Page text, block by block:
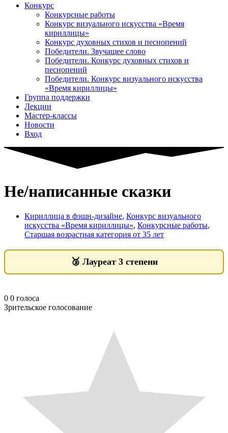
Конкурс
Конкурсные работы
Конкурс визуального искусства «Время
кириллицы»
Конкурс духовных стихов и песнопений
Победители. Звучащее слово
Победители. Конкурс духовных стихов и
песнопений
Победители. Конкурс визуального искусства
«Время кириллицы»
Группа поддержки
Лекции
Мастер-классы
Новости
Вход
Не/написанные сказки
Кириллица в фэшн-дизайне, Конкурс визуального
искусства «Время кириллицы», Конкурсные работы,
Старшая возрастная категория от 35 лет
🥉 Лауреат 3 степени
0 0 голоса
Зрительское голосование